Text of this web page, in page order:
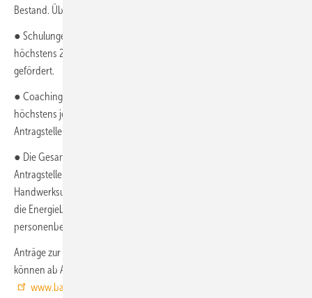
Bestand. Übernachtungs- und Fahrtkosten sind nicht förderfähig.
● Schulungen werden mit 90 % der förderfähigen Ausgaben bis
höchstens 250 Euro pro teilnehmender Person pro Schulungstag
gefördert.
● Coachings werden mit 90 % der förderfähigen Ausgaben bis
höchstens jeweils 500 Euro gefördert. Pro Antragsteller /
Antragstellerin kann höchstens ein Coaching gefördert werden.
● Die Gesamtförderung ist auf 5000 Euro pro Antragsteller /
Antragstellerin begrenzt. Achtung: Antragsberechtigt sind
Handwerksunternehmen, Planungsunternehmen und Unternehmen,
die Energieberatungen anbieten. Der Deckel gilt also nicht
personenbezogen, sondern für ein Unternehmen.
Anträge zur Bundesförderung Aufbauprogramm Wärmepumpe
können ab April beim BAFA gestellt werden. Weitere Infos:
www.bafa.de/baw